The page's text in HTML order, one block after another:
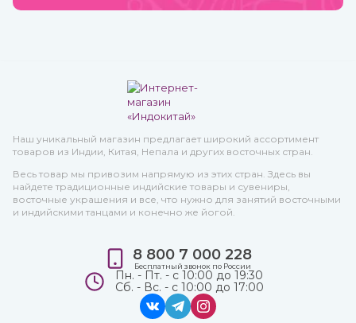
Наш уникальный магазин предлагает широкий ассортимент
товаров из Индии, Китая, Непала и других восточных стран.
Весь товар мы привозим напрямую из этих стран. Здесь вы
найдете традиционные индийские товары и сувениры,
восточные украшения и все, что нужно для занятий восточными
и индийскими танцами и конечно же йогой.
8 800 7 000 228
Бесплатный звонок по России
Пн. - Пт. - с 10:00 до 19:30
Сб. - Вс. - с 10:00 до 17:00